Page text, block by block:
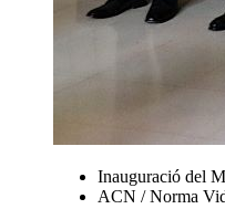
Inauguració del
ACN / Norma